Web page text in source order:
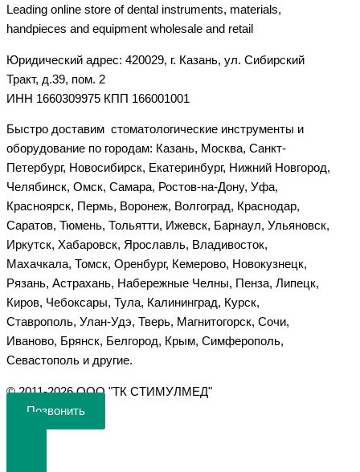
Leading online store of dental instruments, materials,
handpieces and equipment wholesale and retail
Юридический адрес: 420029, г. Казань, ул. Сибирский
Тракт, д.39, пом. 2
ИНН 1660309975 КПП 166001001
Быстро доставим стоматологические инструменты и
оборудование по городам: Казань, Москва, Санкт-
Петербург, Новосибирск, Екатеринбург, Нижний Новгород,
Челябинск, Омск, Самара, Ростов-на-Дону, Уфа,
Красноярск, Пермь, Воронеж, Волгоград, Краснодар,
Саратов, Тюмень, Тольятти, Ижевск, Барнаул, Ульяновск,
Иркутск, Хабаровск, Ярославль, Владивосток,
Махачкала, Томск, Оренбург, Кемерово, Новокузнецк,
Рязань, Астрахань, Набережные Челны, Пенза, Липецк,
Киров, Чебоксары, Тула, Калининград, Курск,
Ставрополь, Улан-Удэ, Тверь, Магнитогорск, Сочи,
Иваново, Брянск, Белгород, Крым, Симферополь,
Севастополь и другие.
©️ 2011-2026 ООО "ТК СТИМУЛМЕД"
Позвонить